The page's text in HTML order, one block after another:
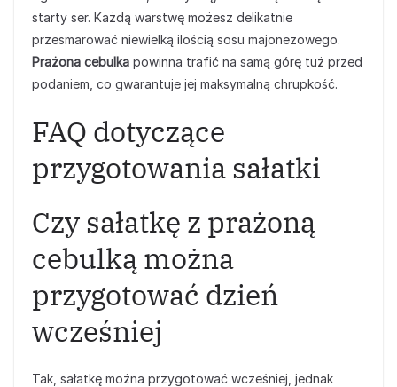
starty ser. Każdą warstwę możesz delikatnie
przesmarować niewielką ilością sosu majonezowego.
Prażona cebulka powinna trafić na samą górę tuż przed
podaniem, co gwarantuje jej maksymalną chrupkość.
FAQ dotyczące
przygotowania sałatki
Czy sałatkę z prażoną
cebulką można
przygotować dzień
wcześniej
Tak, sałatkę można przygotować wcześniej, jednak